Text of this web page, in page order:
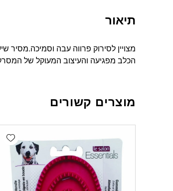
תיאור
מצויין לסירוק פרווה עבה וסמיכה.מסיר
הכלב מפגיעה והעיצוב המעוקל של
מוצרים קשורים